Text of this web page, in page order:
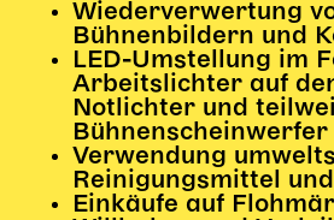
Wiederverwertung
Bühnenbildern und
LED-Umstellung im
Arbeitslichter auf
Notlichter und
Bühnenscheinwerfer
Verwendung
Reinigungsmittel
Einkäufe auf